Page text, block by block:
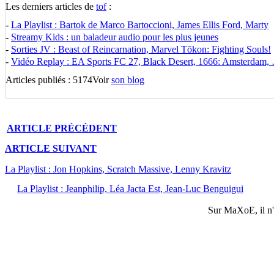
Les derniers articles de tof:
- La Playlist : Bartok de Marco Bartoccioni, James Ellis Ford, Marty
- Streamy Kids : un baladeur audio pour les plus jeunes
- Sorties JV : Beast of Reincarnation, Marvel Tōkon: Fighting Souls!
- Vidéo Replay : EA Sports FC 27, Black Desert, 1666:
Articles publiés : 5174Voirson blog
ARTICLE PRÉCÉDENT
ARTICLE SUIVANT
La Playlist : Jon Hopkins, Scratch Massive, Lenny Kravitz
La Playlist : Jeanphilip, Léa Jacta Est, Jean-Luc Benguigui
SurMaXoE, il